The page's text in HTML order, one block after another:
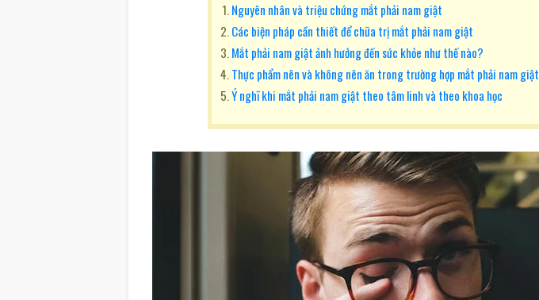
Nguyên nhân và triệu chứng mắt phải nam giật
Các biện pháp cần thiết để chữa trị mắt phải nam giật
Mắt phải nam giật ảnh hưởng đến sức khỏe như thế nào?
Thực phẩm nên và không nên ăn trong trường hợp mắt phải nam giật
Ý nghĩ khi mắt phải nam giật theo tâm linh và theo khoa học